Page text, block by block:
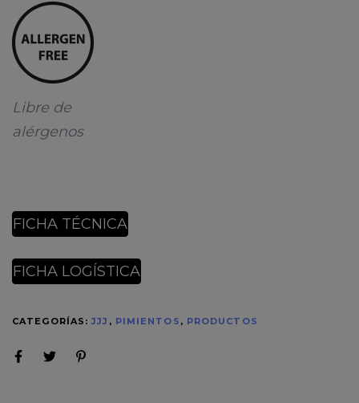
Libre de
alérgenos
FICHA TÉCNICA
FICHA LOGÍSTICA
CATEGORÍAS:JJJ , PIMIENTOS , PRODUCTOS